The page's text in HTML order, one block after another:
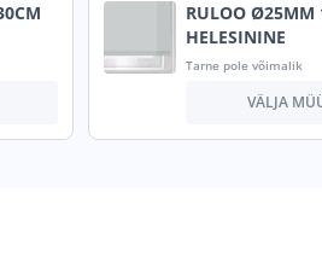
RULOO Ø25MM
HELESININE
Tarne pole võimalik
VÄLJA